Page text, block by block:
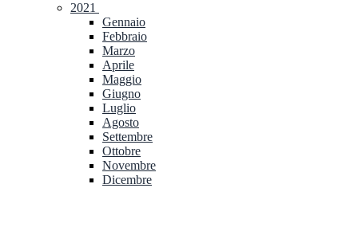
2021
Gennaio
Febbraio
Marzo
Aprile
Maggio
Giugno
Luglio
Agosto
Settembre
Ottobre
Novembre
Dicembre